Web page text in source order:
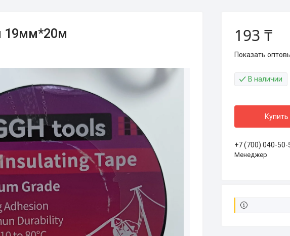
19мм*20м 193 ₸
Показать
В наличии
Купить
+7 (700) 040-50-
Менеджер